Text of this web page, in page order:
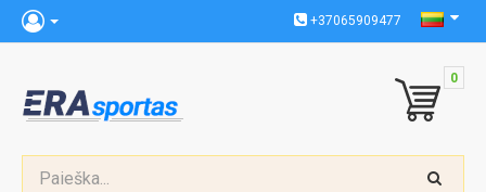
+37065909477
0